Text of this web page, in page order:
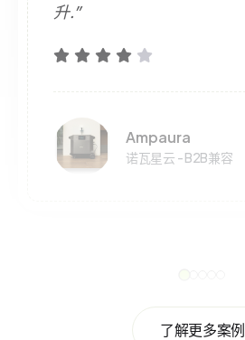
升.”
Ampaura
诺瓦星云 - B2B兼容
了解更多案例